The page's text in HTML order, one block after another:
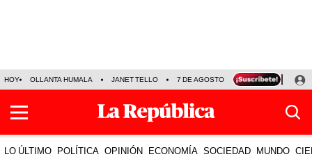
HOY OLLANTA HUMALA JANET TELLO 7 DE AGOSTO TINKA RESULTADOS
LO ÚLTIMO POLÍTICA OPINIÓN ECONOMÍA SOCIEDAD MUNDO